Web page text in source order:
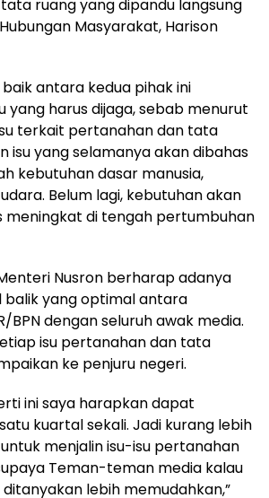
ruang yang dipandu langsung
Masyarakat, Harison
antara kedua pihak ini
yang harus dijaga, sebab menurut
terkait pertanahan dan tata
isu yang selamanya akan dibahas
kebutuhan dasar manusia,
Belum lagi, kebutuhan akan
meningkat di tengah pertumbuhan
Nusron berharap adanya
balik yang optimal antara
BPN dengan seluruh awak media.
isu pertanahan dan tata
ke penjuru negeri.
ini saya harapkan dapat
kuartal sekali. Jadi kurang lebih
menjalin isu-isu pertanahan
Teman-teman media kalau
lebih memudahkan,”